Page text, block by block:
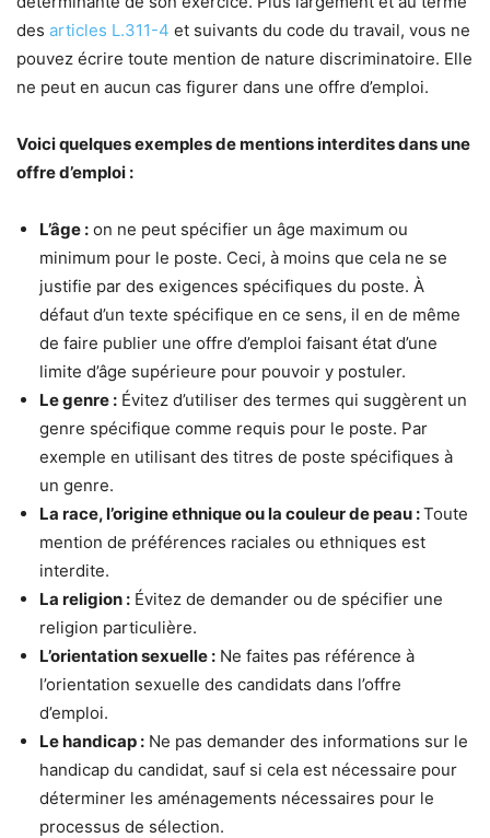
des articles L.311-4 et suivants du code du travail, vous ne
pouvez écrire toute mention de nature discriminatoire. Elle
ne peut en aucun cas figurer dans une offre d’emploi.
Voici quelques exemples de mentions interdites dans une
offre d’emploi :
L’âge : on ne peut spécifier un âge maximum ou
minimum pour le poste. Ceci, à moins que cela ne se
justifie par des exigences spécifiques du poste. À
défaut d’un texte spécifique en ce sens, il en de même
de faire publier une offre d’emploi faisant état d’une
limite d’âge supérieure pour pouvoir y postuler.
Le genre : Évitez d’utiliser des termes qui suggèrent un
genre spécifique comme requis pour le poste. Par
exemple en utilisant des titres de poste spécifiques à
un genre.
La race, l’origine ethnique ou la couleur de peau :Toute
mention de préférences raciales ou ethniques est
interdite.
La religion : Évitez de demander ou de spécifier une
religion particulière.
L’orientation sexuelle : Ne faites pas référence à
l’orientation sexuelle des candidats dans l’offre
d’emploi.
Le handicap : Ne pas demander des informations sur le
handicap du candidat, sauf si cela est nécessaire pour
déterminer les aménagements nécessaires pour le
processus de sélection.